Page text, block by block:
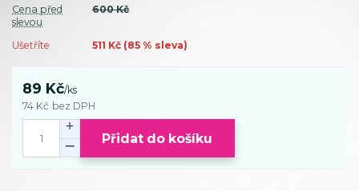
Cena před
slevou
600 Kč
Ušetříte 511 Kč (85 % sleva)
89 Kč/ks
74 Kč bez DPH
Přidat do košíku